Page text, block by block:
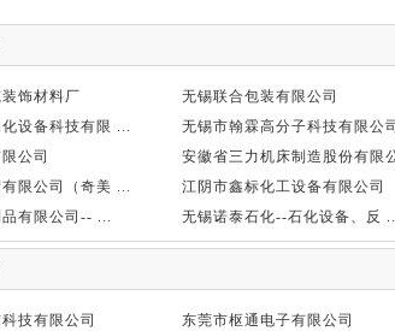
饰材料厂 无锡联合包装有限公司
设备科技有限 ...
无锡市翰霖高分子科技有限公司
公司
安徽省三力机床制造股份有限
限公司（奇美 ...
江阴市鑫标化工设备有限公司
有限公司-- ...
无锡诺泰石化--石化设备、反
技有限公司 东莞市枢通电子有限公司